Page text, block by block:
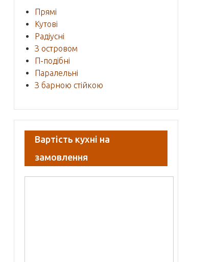
Прямі
Кутові
Радіусні
З островом
П-подібні
Паралельні
З барною стійкою
Вартість кухні на
замовлення